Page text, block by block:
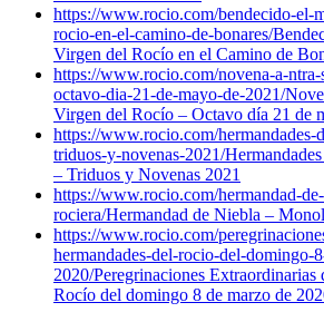
https://www.rocio.com/bendecido-el-
rocio-en-el-camino-de-bonares/
Virgen del Rocío en el Camino de
https://www.rocio.com/novena-a-
octavo-dia-21-de-mayo-de-2021/
Virgen del Rocío – Octavo día 21 de
https://www.rocio.com/hermandades-
triduos-y-novenas-2021/
– Triduos y Novenas 2021
https://www.rocio.com/hermandad-
rociera/Hermandad de Niebla –
https://www.rocio.com/
hermandades-del-rocio-del-domingo-
2020/Peregrinaciones Extraordinarias
Rocío del domingo 8 de marzo de